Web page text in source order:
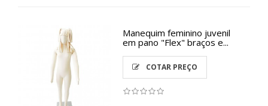
Manequim feminino juvenil
em pano "Flex" braços e...
COTAR PREÇO